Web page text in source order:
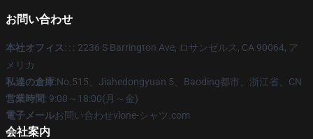
お問い合わせ
本社オフィス: : : 2236 S Barrington Ave, ロサンゼルス, CA 90064, ア
メリカ
私達の倉庫:No.515、Jiahedongyuan 5、Baoding都市、浙江省、CN
営業時間: 9:00～18:00(月～金)
電子メールお問い合わせvlone-シャツ.com
会社案内